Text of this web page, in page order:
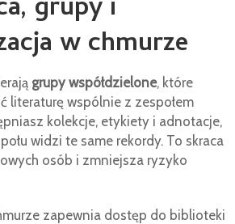
grupy i
w chmurze
grupy współdzielone, które
literaturę wspólnie z zespołem
kolekcje, etykiety i adnotacje,
widzi te same rekordy. To skraca
osób i zmniejsza ryzyko
zapewnia dostęp do biblioteki